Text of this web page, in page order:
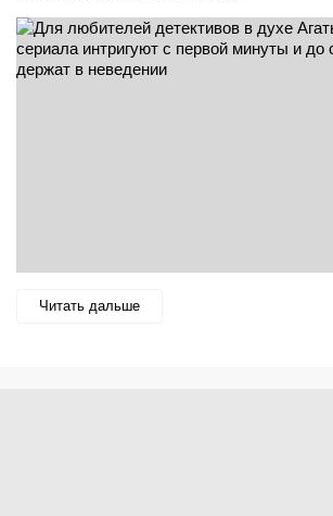
Читать дальше